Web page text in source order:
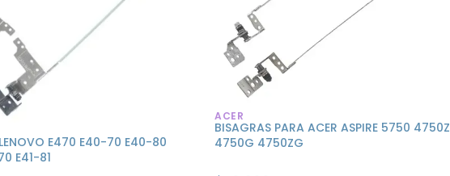
E470 E40-70 E40-80
E41-81
ACER
BISAGRAS PARA ACER ASPIRE 5750 4750Z
4750G 4750ZG